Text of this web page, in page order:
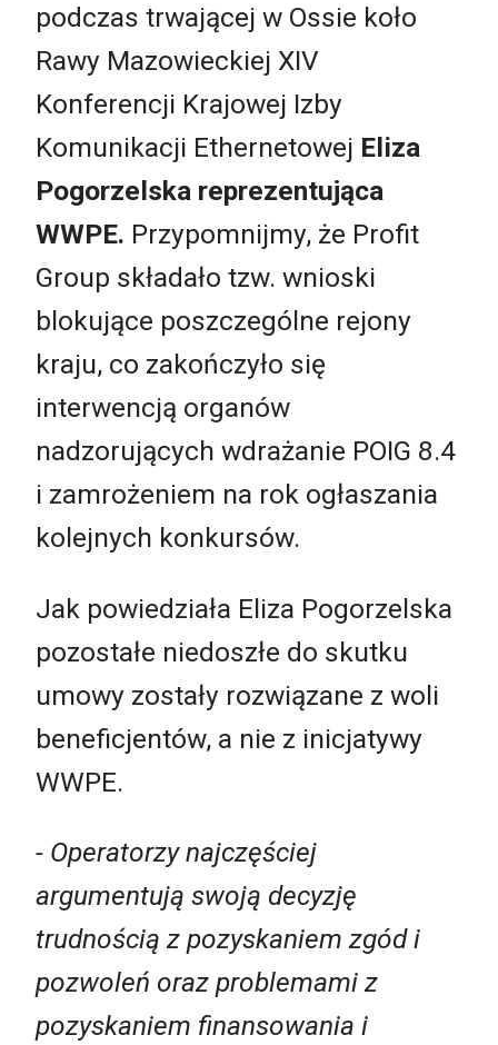
podczas trwającej w Ossie koło
Rawy Mazowieckiej XIV
Konferencji Krajowej Izby
Komunikacji Ethernetowej Eliza
Pogorzelska reprezentująca
WWPE. Przypomnijmy, że Profit
Group składało tzw. wnioski
blokujące poszczególne rejony
kraju, co zakończyło się
interwencją organów
nadzorujących wdrażanie POIG 8.4
i zamrożeniem na rok ogłaszania
kolejnych konkursów.
Jak powiedziała Eliza Pogorzelska
pozostałe niedoszłe do skutku
umowy zostały rozwiązane z woli
beneficjentów, a nie z inicjatywy
WWPE.
- Operatorzy najczęściej
argumentują swoją decyzję
trudnością z pozyskaniem zgód i
pozwoleń oraz problemami z
pozyskaniem finansowania i